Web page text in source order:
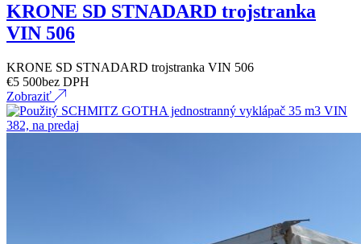
KRONE SD STNADARD trojstranka
VIN 506
KRONE SD STNADARD trojstranka VIN 506
€5 500bez DPH
Zobraziť